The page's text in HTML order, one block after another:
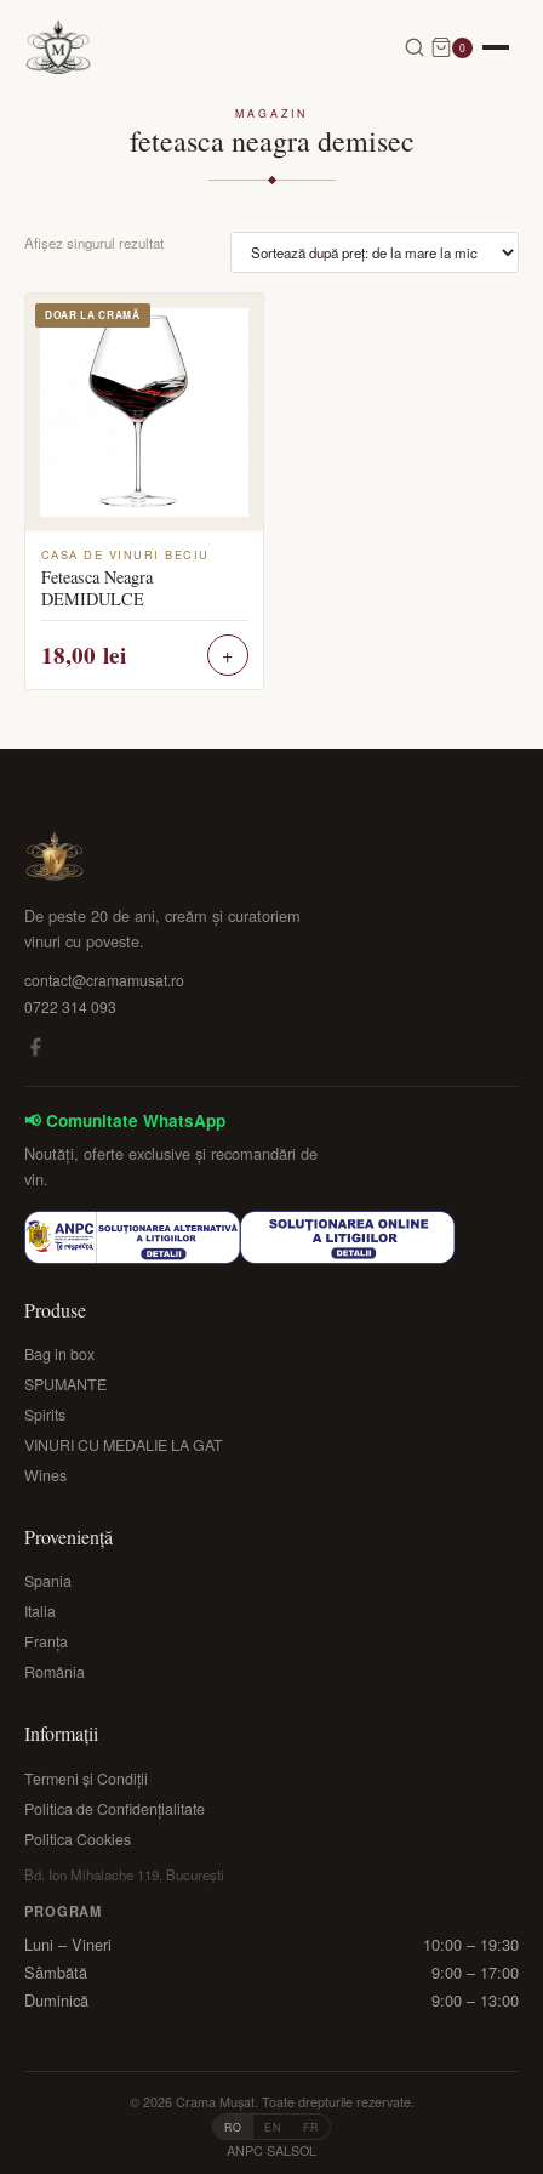
0
MAGAZIN
feteasca neagra demisec
Afișez singurul rezultat
DOAR LA CRAMĂ
CASA DE VINURI BECIU
Feteasca Neagra
DEMIDULCE
18,00 lei
De peste 20 de ani, creăm și curatoriem
vinuri cu poveste.
contact@cramamusat.ro
0722 314 093
📢 Comunitate WhatsApp
Noutăți, oferte exclusive și recomandări de
vin.
Produse
Bag in box
SPUMANTE
Spirits
VINURI CU MEDALIE LA GAT
Wines
Proveniență
Spania
Italia
Franța
România
Informații
Termeni și Condiții
Politica de Confidențialitate
Politica Cookies
Bd. Ion Mihalache 119, București
PROGRAM
Luni – Vineri
10:00 – 19:30
Sâmbătă
9:00 – 17:00
Duminică
9:00 – 13:00
© 2026 Crama Mușat. Toate drepturile rezervate.
RO EN FR
ANPC SALSOL